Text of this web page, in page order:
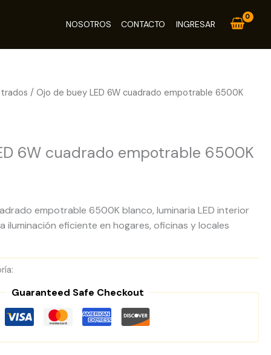
NOSOTROS CONTACTO INGRESAR
/ Ojo de buey LED 6W cuadrado empotrable 6500K
6W cuadrado empotrable 6500K
empotrable 6500K blanco, luminaria LED interior
iluminación eficiente en hogares, oficinas y locales
Guaranteed Safe Checkout